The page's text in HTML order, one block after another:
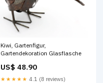
Kiwi, Gartenfigur,
Gartendekoration Glasflasche
US$ 48.90
★★★★★ 4.1 (8 reviews)